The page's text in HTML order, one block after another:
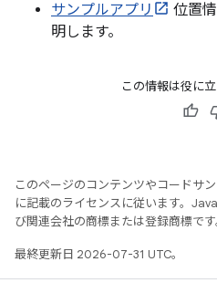
サンプルアプリ
位置
明します。
この情報は役に
このページのコンテンツやコードサン
に記載のライセンスに従います。
び関連会社の商標または登録商標です
最終更新日 2026-07-31 UTC。